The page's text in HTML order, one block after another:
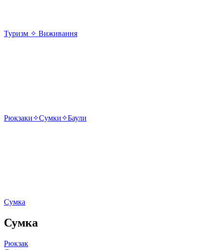
Туризм ✧ Виживання
Рюкзаки✧Сумки✧Баули
Сумка
Сумка
Рюкзак